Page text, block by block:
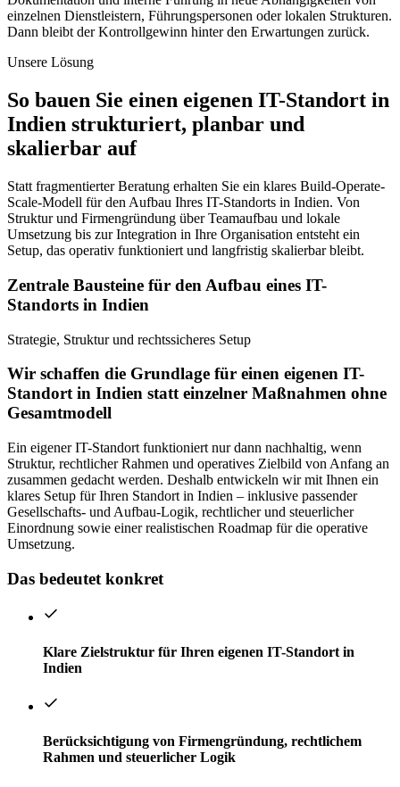
einzelnen Dienstleistern, Führungspersonen oder lokalen Strukturen.
Dann bleibt der Kontrollgewinn hinter den Erwartungen zurück.
Unsere Lösung
So bauen Sie einen eigenen IT-Standort in
Indien strukturiert, planbar und
skalierbar auf
Statt fragmentierter Beratung erhalten Sie ein klares Build-Operate-
Scale-Modell für den Aufbau Ihres IT-Standorts in Indien. Von
Struktur und Firmengründung über Teamaufbau und lokale
Umsetzung bis zur Integration in Ihre Organisation entsteht ein
Setup, das operativ funktioniert und langfristig skalierbar bleibt.
Zentrale Bausteine für den Aufbau eines IT-
Standorts in Indien
Strategie, Struktur und rechtssicheres Setup
Wir schaffen die Grundlage für einen eigenen IT-
Standort in Indien statt einzelner Maßnahmen ohne
Gesamtmodell
Ein eigener IT-Standort funktioniert nur dann nachhaltig, wenn
Struktur, rechtlicher Rahmen und operatives Zielbild von Anfang an
zusammen gedacht werden. Deshalb entwickeln wir mit Ihnen ein
klares Setup für Ihren Standort in Indien – inklusive passender
Gesellschafts- und Aufbau-Logik, rechtlicher und steuerlicher
Einordnung sowie einer realistischen Roadmap für die operative
Umsetzung.
Das bedeutet konkret
Klare Zielstruktur für Ihren eigenen IT-Standort in
Indien
Berücksichtigung von Firmengründung, rechtlichem
Rahmen und steuerlicher Logik